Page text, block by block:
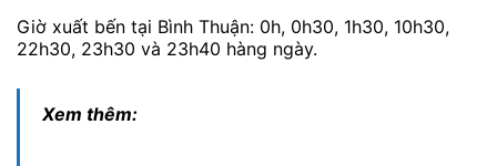
Giờ xuất bến tại Bình Thuận: 0h, 0h30, 1h30, 10h30,
22h30, 23h30 và 23h40 hàng ngày.
Xem thêm: